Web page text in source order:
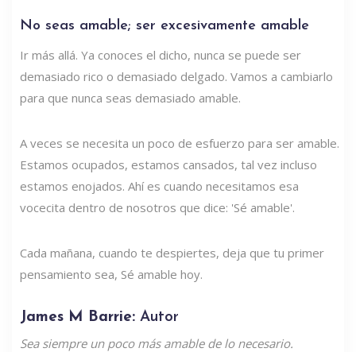
No seas amable; ser excesivamente amable
Ir más allá. Ya conoces el dicho, nunca se puede ser
demasiado rico o demasiado delgado. Vamos a cambiarlo
para que nunca seas demasiado amable.
A veces se necesita un poco de esfuerzo para ser amable.
Estamos ocupados, estamos cansados, tal vez incluso
estamos enojados. Ahí es cuando necesitamos esa
vocecita dentro de nosotros que dice: 'Sé amable'.
Cada mañana, cuando te despiertes, deja que tu primer
pensamiento sea, Sé amable hoy.
James M Barrie: Autor
Sea siempre un poco más amable de lo necesario.